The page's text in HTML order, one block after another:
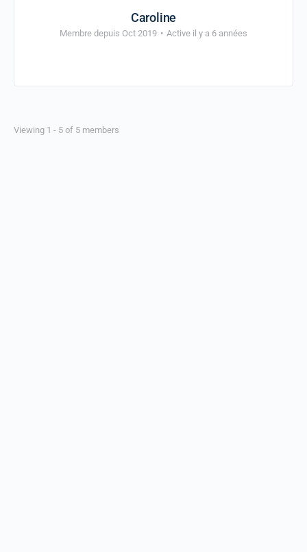
Caroline
Membre depuis Oct 2019 • Active il y a 6 années
Viewing 1 - 5 of 5 members